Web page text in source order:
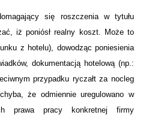
się roszczenia w tytułu
iż poniósł realny koszt. Może to
z hotelu), dowodząc poniesienia
dokumentacją hotelową (np.:
przypadku ryczałt za nocleg
że odmiennie uregulowano w
prawa pracy konkretnej firmy